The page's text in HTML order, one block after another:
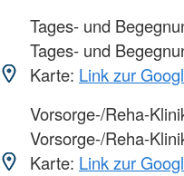
Tages- und
Tages- und
Karte: Link zur
Vorsorge-/Reha-
Vorsorge-/Reha-
Karte: Link zur